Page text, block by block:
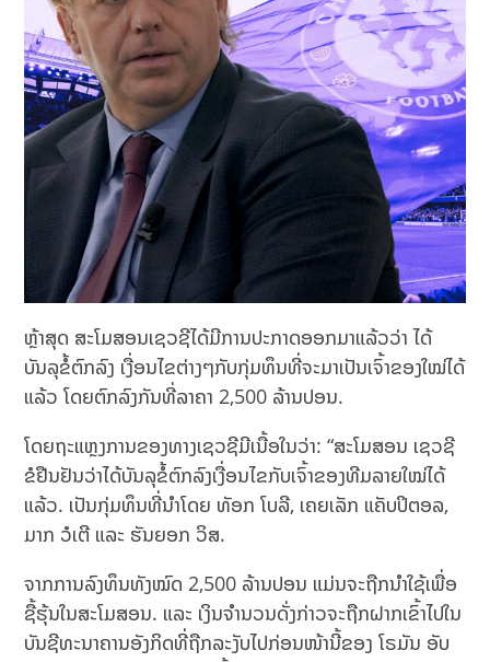
ຫຼ້າສຸດ ສະໂມສອນເຊວຊີໄດ້ມີການປະກາດອອກມາແລ້ວວ່າ ໄດ້
ບັນລຸຂໍ້ຕົກລົງ ເງື່ອນໄຂຕ່າງໆກັບກຸ່ມທຶນທີ່ຈະມາເປັນເຈົ້າຂອງໃໝ່ໄດ້
ແລ້ວ ໂດຍຕົກລົງກັນທີ່ລາຄາ 2,500 ລ້ານປອນ.
ໂດຍຖະແຫຼງການຂອງທາງເຊວຊີມີເນື້ອໃນວ່າ: “ສະໂມສອນ ເຊວຊີ
ຂໍຢືນຢັນວ່າໄດ້ບັນລຸຂໍ້ຕົກລົງເງື່ອນໄຂກັບເຈົ້າຂອງທີມລາຍໃໝ່ໄດ້
ແລ້ວ. ເປັນກຸ່ມທຶນທີ່ນຳໂດຍ ທັອກ ໂບລີ, ເຄຍເລັກ ແຄັບປິຕອລ,
ມາກ ວໍເຕີ ແລະ ຮັນຍອກ ວິສ.
ຈາກການລົງທຶນທັງໝົດ 2,500 ລ້ານປອນ ແມ່ນຈະຖືກນໍາໃຊ້ເພື່ອ
ຊື້ຮຸ້ນໃນສະໂມສອນ. ແລະ ເງິນຈຳນວນດັ່ງກ່າວຈະຖືກຝາກເຂົ້າໄປໃນ
ບັນຊີທະນາຄານອັງກິດທີ່ຖືກລະງັບໄປກ່ອນໜ້ານີ້ຂອງ ໂຣມັນ ອັບ